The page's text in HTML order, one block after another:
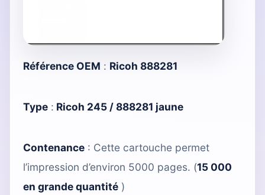
Référence OEM : Ricoh 888281
Type : Ricoh 245 / 888281 jaune
Contenance : Cette cartouche permet
l’impression d’environ 5000 pages. (15 000
en grande quantité )